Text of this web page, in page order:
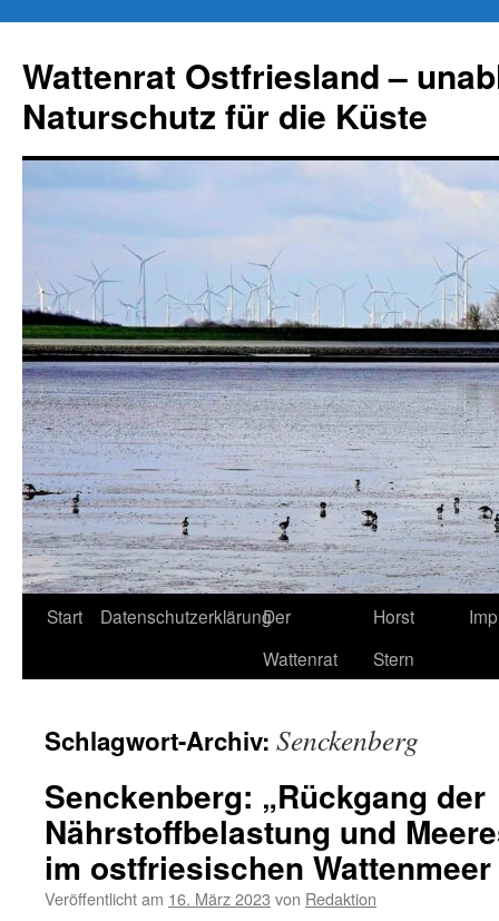
springen
Wattenrat Ostfriesland –
Naturschutz für die Küste
Start DatenschutzerklärungDer
Wattenrat
Horst
Stern
Schlagwort-Archiv: Senckenberg
Senckenberg: „Rückgang der
Nährstoffbelastung und
im ostfriesischen Wattenmeer
Veröffentlicht am 16. März 2023 von Redaktion